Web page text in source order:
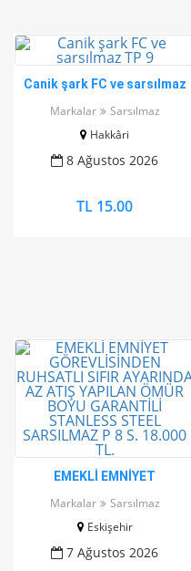
Canik şark FC ve sarsılmaz
Markalar
Sarsılmaz
Hakkâri
8 Ağustos 2026
TL 15.00
EMEKLİ EMNİYET
YAPILAN ÖMÜR BOYU
GARANTİLİ STANLESS
Markalar
Sarsılmaz
Eskişehir
7 Ağustos 2026